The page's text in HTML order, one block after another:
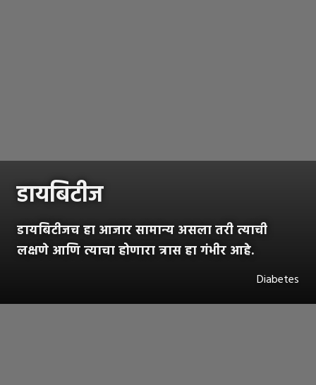
डायबिटीज
डायबिटीजच हा आजार सामान्य असला तरी त्याची
लक्षणे आणि त्याचा होणारा त्रास हा गंभीर आहे.
Diabetes